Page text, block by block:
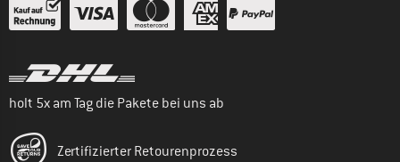
holt 5x am Tag die Pakete bei uns ab
Zertifizierter Retourenprozess